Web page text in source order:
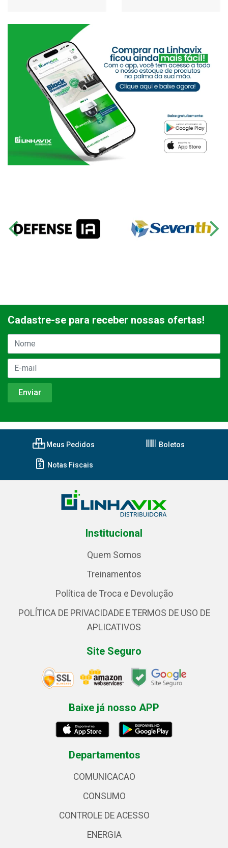
Cadastre-se para receber nossas ofertas!
Meus Pedidos Boletos
Notas Fiscais
Institucional
Quem Somos
Treinamentos
Política de Troca e Devolução
POLÍTICA DE PRIVACIDADE E TERMOS DE USO DE
APLICATIVOS
Site Seguro
Baixe já nosso APP
Departamentos
COMUNICACAO
CONSUMO
CONTROLE DE ACESSO
ENERGIA